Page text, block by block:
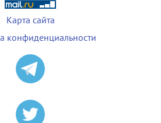
Карта сайта
конфиденциальности